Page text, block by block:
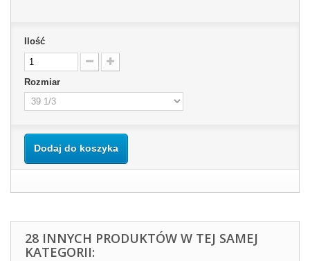
Ilość
Rozmiar
Dodaj do koszyka
28 INNYCH PRODUKTÓW W TEJ SAMEJ
KATEGORII: